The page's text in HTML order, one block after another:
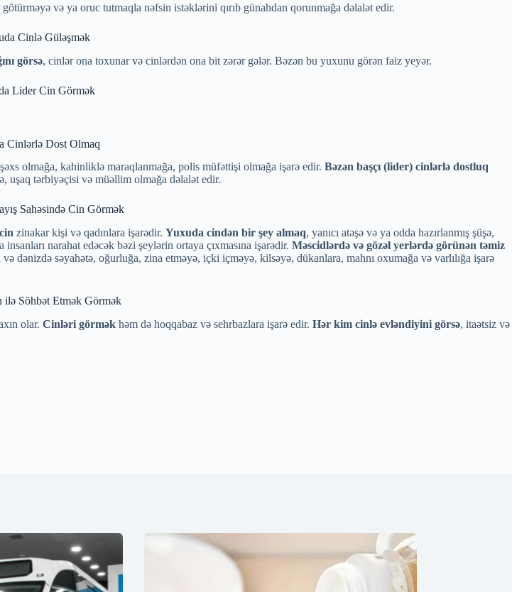
götürməyə və ya oruc tutmaqla nəfsin istəklərini qırıb günahdan qorunmağa dəlalət edir.
Cinlə Güləşmək
görsə, cinlər ona toxunar və cinlərdən ona bit zərər gələr. Bəzən bu yuxunu görən faiz yeyər.
Lider Cin Görmək
Cinlərlə Dost Olmaq
olmağa, kahinliklə maraqlanmağa, polis müfəttişi olmağa işarə edir. Bəzən başçı (lider) cinlərlə dostluq
uşaq tərbiyəçisi və müəllim olmağa dəlalət edir.
Sahəsində Cin Görmək
zinakar kişi və qadınlara işarədir. Yuxuda cindən bir şey almaq, yanıcı atəşə və ya odda hazırlanmış şüşə,
narahat edəcək bəzi şeylərin ortaya çıxmasına işarədir. Məscidlərdə və gözəl yerlərdə görünən təmiz
və dənizdə səyahətə, oğurluğa, zina etməyə, içki içməyə, kilsəyə, dükanlara, mahnı oxumağa və varlılığa işarə
ilə Söhbət Etmək Görmək
olar. Cinləri görmək həm də hoqqabaz və sehrbazlara işarə edir. Hər kim cinlə evləndiyini görsə, itaətsiz və